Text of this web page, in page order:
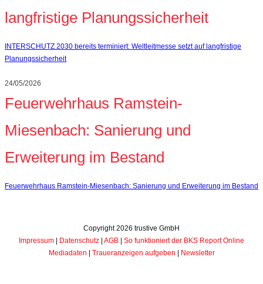
langfristige Planungssicherheit
INTERSCHUTZ 2030 bereits terminiert: Weltleitmesse setzt auf langfristige
Planungssicherheit
24/05/2026
Feuerwehrhaus Ramstein-
Miesenbach: Sanierung und
Erweiterung im Bestand
Feuerwehrhaus Ramstein-Miesenbach: Sanierung und Erweiterung im Bestand
Copyright2026 trustive GmbH
Impressum | Datenschutz | AGB | So funktioniert der BKS Report Online
Mediadaten | Traueranzeigen aufgeben | Newsletter